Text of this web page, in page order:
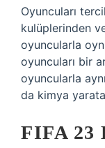
Oyuncuları
kulüplerinden
oyuncularla
oyuncuları bir
oyuncularla
da kimya
FIFA